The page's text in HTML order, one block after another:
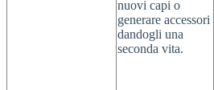
nuovi capi o
generare accessori
dandogli una
seconda vita.